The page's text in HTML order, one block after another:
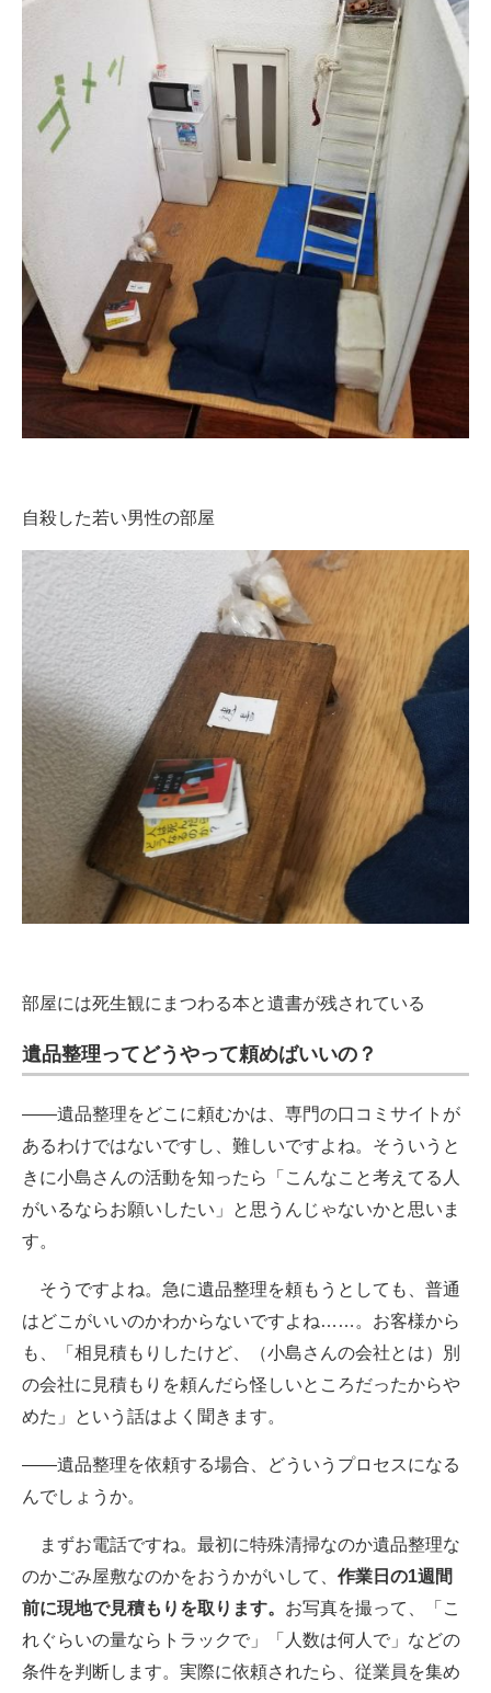
自殺した若い男性の部屋
部屋には死生観にまつわる本と遺書が残されている
遺品整理ってどうやって頼めばいいの？
――遺品整理をどこに頼むかは、専門の口コミサイトが
あるわけではないですし、難しいですよね。そういうと
きに小島さんの活動を知ったら「こんなこと考えてる人
がいるならお願いしたい」と思うんじゃないかと思いま
す。
そうですよね。急に遺品整理を頼もうとしても、普通
はどこがいいのかわからないですよね……。お客様から
も、「相見積もりしたけど、（小島さんの会社とは）別
の会社に見積もりを頼んだら怪しいところだったからや
めた」という話はよく聞きます。
――遺品整理を依頼する場合、どういうプロセスになる
んでしょうか。
まずお電話ですね。最初に特殊清掃なのか遺品整理な
のかごみ屋敷なのかをおうかがいして、 作業日の1週間
前に現地で見積もりを取ります。 お写真を撮って、「こ
れぐらいの量ならトラックで」「人数は何人で」などの
条件を判断します。実際に依頼されたら、従業員を集め